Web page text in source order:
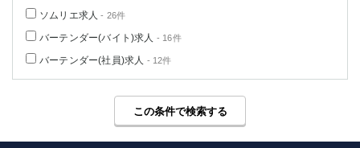
ソムリエ求人 - 26件
バーテンダー(バイト)求人 - 16件
バーテンダー(社員)求人 - 12件
この条件で検索する